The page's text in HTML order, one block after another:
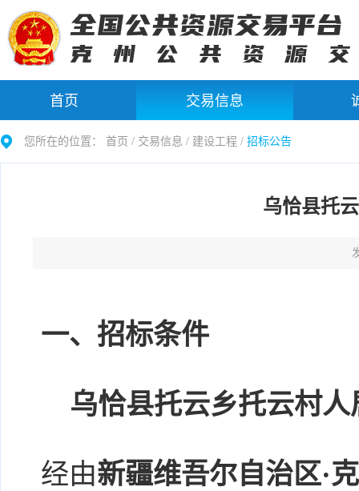
首页 交易信息
您所在的位置： 首页 / 交易信息 / 建设工程 / 招标公告
乌恰县托
一、招标条件
乌恰县托云乡托云村
经由新疆维吾尔自治区·